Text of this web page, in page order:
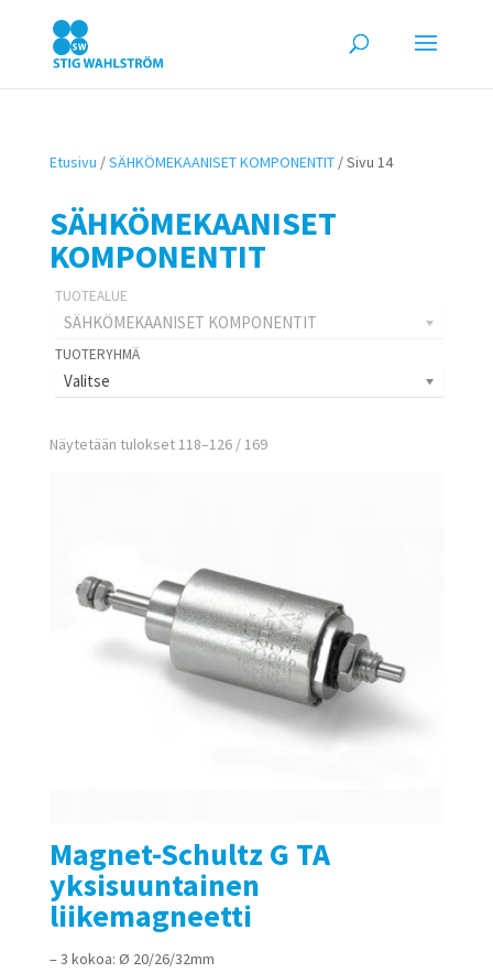
Etusivu /SÄHKÖMEKAANISET KOMPONENTIT/ Sivu 14
SÄHKÖMEKAANISET
KOMPONENTIT
SÄHKÖMEKAANISET KOMPONENTIT
Valitse
Näytetään tulokset 118–126 / 169
Magnet-Schultz G TA
yksisuuntainen
liikemagneetti
– 3 kokoa: Ø 20/26/32mm